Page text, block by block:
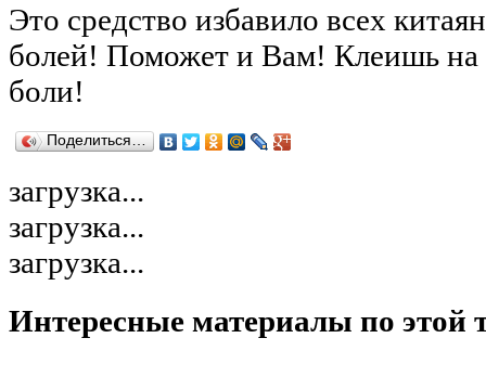
Это средство избавило всех
болей! Поможет и Вам! Клеишь на
боли!
Поделиться…
загрузка...
загрузка...
загрузка...
Интересные материалы по этой